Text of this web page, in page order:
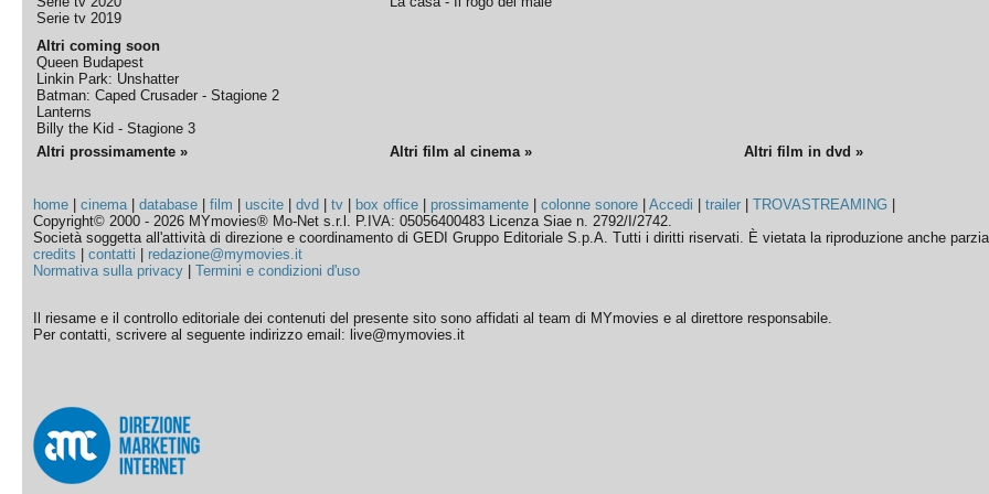
Serie tv 2019
Altri coming soon
Queen Budapest
Linkin Park: Unshatter
Batman: Caped Crusader - Stagione 2
Lanterns
Billy the Kid - Stagione 3
Altri prossimamente » Altri film al cinema » Altri film in dvd »
home |cinema|database |film |uscite |dvd |tv box office prossimamente |colonne sonore |Accedi |trailer |TROVASTREAMING
Copyright© 2000 - 2026 MYmovies® Mo-Net s.r.l. P.IVA: 05056400483 Licenza Siae n. 2792/I/2742.
Società soggetta all'attività di direzione e coordinamento di GEDI Gruppo Editoriale S.p.A. Tutti i diritti riservati. È vietata la riproduzione anche
credits |contatti
redazione@mymovies.it
Normativa sulla privacy |Termini e condizioni d'uso
Il riesame e il controllo editoriale dei contenuti del presente sito sono affidati al team di MYmovies e al direttore responsabile.
Per contatti, scrivere al seguente indirizzo email: live@mymovies.it